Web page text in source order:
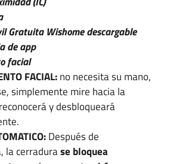
Gratuita Wishome descargable
de app
facial
FACIAL:no necesita su mano,
simplemente mire hacia la
y desbloqueará
Después de
la cerradurase bloquea